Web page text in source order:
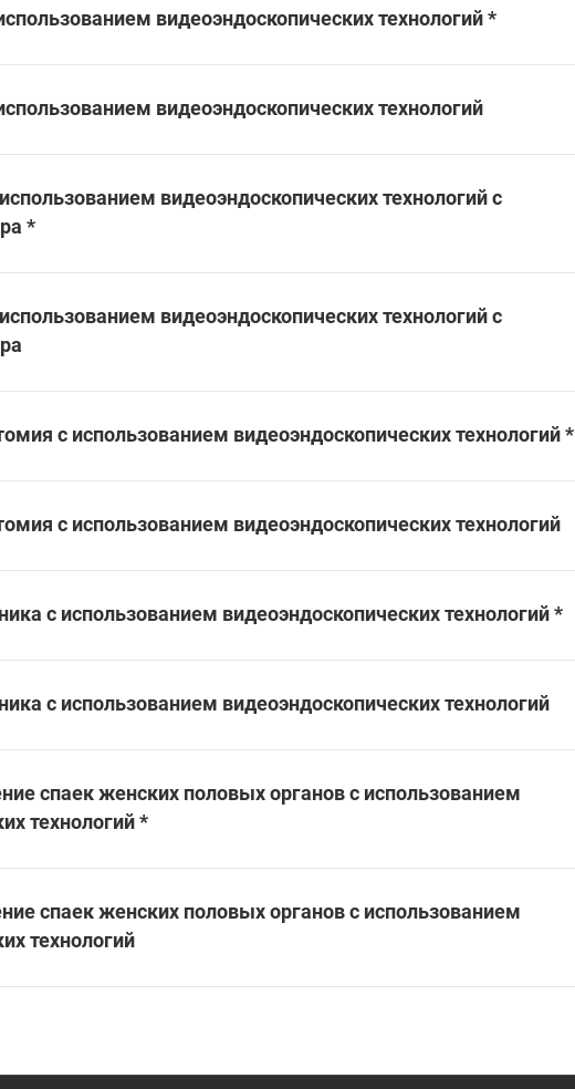
видеоэндоскопических технологий *
видеоэндоскопических технологий
видеоэндоскопических технологий с
*
видеоэндоскопических технологий с
с использованием видеоэндоскопических технологий *
с использованием видеоэндоскопических технологий
с использованием видеоэндоскопических технологий *
с использованием видеоэндоскопических технологий
спаек женских половых органов с использованием
технологий *
спаек женских половых органов с использованием
технологий